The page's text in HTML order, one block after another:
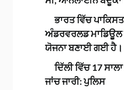
ਭਾਰਤ ਵਿੱਚ
ਅੰਡਰਵਰਲਡ ਮਾਡਿਊਲ
ਯੋਜਨਾ ਬਣਾਈ ਗਈ ਹੈ।
ਦਿੱਲੀ ਵਿੱਚ 17
ਜਾਂਚ ਜਾਰੀ: ਪੁਲਿਸ